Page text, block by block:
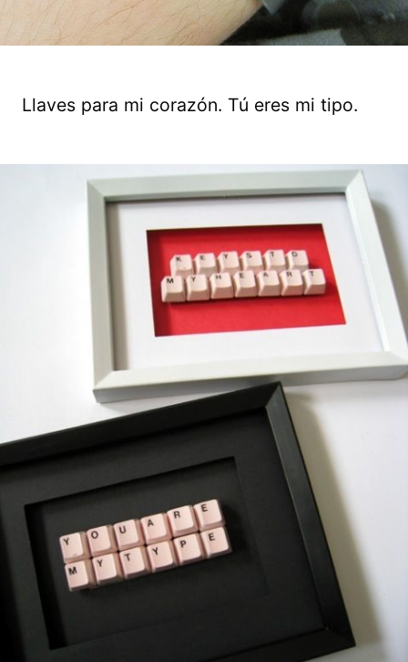
Llaves para mi corazón. Tú eres mi tipo.